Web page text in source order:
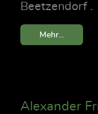
Beetzendorf .
Mehr...
Alexander